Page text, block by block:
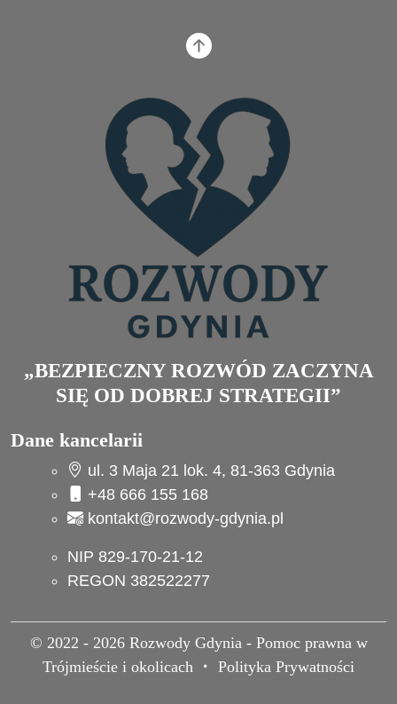
„BEZPIECZNY ROZWÓD ZACZYNA
SIĘ OD DOBREJ STRATEGII”
Dane kancelarii
ul. 3 Maja 21 lok. 4, 81-363 Gdynia
+48 666 155 168
kontakt@rozwody-gdynia.pl
NIP 829-170-21-12
REGON 382522277
© 2022 - 2026 Rozwody Gdynia - Pomoc prawna w
Trójmieście i okolicach
Polityka Prywatności